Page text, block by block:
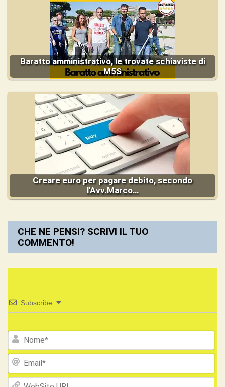
Baratto amministrativo, le trovate schiaviste di
M5S
Creare euro per pagare debito, secondo
l'Avv.Marco…
CHE NE PENSI? SCRIVI IL TUO
COMMENTO!
Subscribe